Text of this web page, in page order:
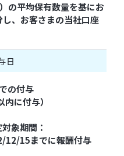
の平均保有数量を基にお
、お客さまの当社口座
日
の付与
内に付与）
象期間：
15までに報酬付与